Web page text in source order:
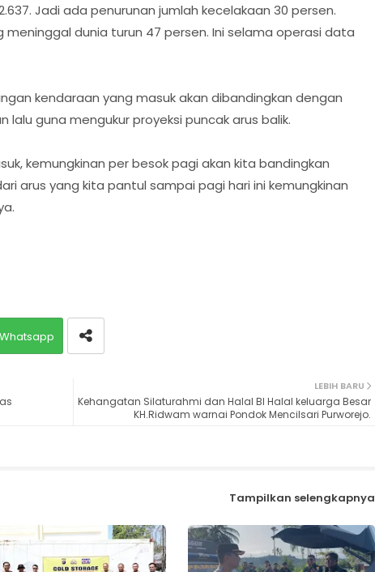
Jadi ada penurunan jumlah kecelakaan 30 persen.
dunia turun 47 persen. Ini selama operasi data
kendaraan yang masuk akan dibandingkan dengan
guna mengukur proyeksi puncak arus balik.
kemungkinan per besok pagi akan kita bandingkan
arus yang kita pantul sampai pagi hari ini kemungkinan
LEBIH BARU
Kehangatan Silaturahmi dan Halal BI Halal keluarga Besar
KH.Ridwam warnai Pondok Mencilsari Purworejo.
Tampilkan selengkapnya